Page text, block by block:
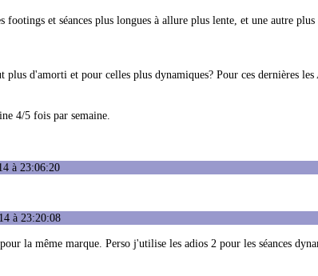
et séances plus longues à allure plus lente, et une autre plus
plus d'amorti et pour celles plus dynamiques? Pour ces dernières les
4/5 fois par semaine.
à 23:06:20
à 23:20:08
la même marque. Perso j'utilise les adios 2 pour les séances